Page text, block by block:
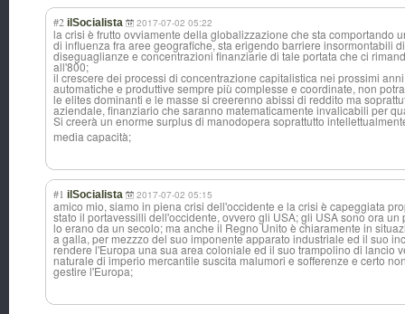
#2 ilSocialista 2017-07-02 05:22
la crisi è frutto ovviamente della globalizzazione che sta comportando
di influenza fra aree geografiche, sta erigendo barriere insormontabili
diseguaglianze e concentrazioni finanziarie di tale portata che ci
all'800;
il crescere dei processi di concentrazione capitalistica nei prossimi
automatiche e produttive sempre più complesse e coordinate, non
le elites dominanti e le masse si creerenno abissi di reddito ma
aziendale, finanziario che saranno matematicamente invalicabili per
Si creerà un enorme surplus di manodopera soprattutto intellettualmen
media capacità;
#1 ilSocialista 2017-07-02 05:15
amico mio, siamo in piena crisi dell'occidente e la crisi è capeggiata
stato il portavessilli dell'occidente, ovvero gli USA; gli USA sono ora
lo erano da un secolo; ma anche il Regno Unito è chiaramente in
a galla, per mezzzo del suo imponente apparato industriale ed il suo
rendere l'Europa una sua area coloniale ed il suo trampolino di lancio
naturale di imperio mercantile suscita malumori e sofferenze e certo
gestire l'Europa;